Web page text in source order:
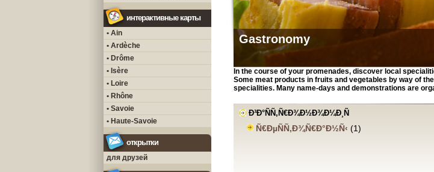
интерактивные карты
• Ain
• Ardèche
• Drôme
• Isère
• Loire
• Rhône
• Savoie
• Haute-Savoie
открытки
для друзей
Gastronomy
In the course of your promenades, discover local
Some meat products in fruits and vegetables by way of
specialities. Many name-days and demonstrations are
Ð³Ð°ÑÑ‚Ñ€Ð¾Ð½Ð¾Ð¼Ð¸Ñ
Ñ€ÐµÑÑ‚Ð¾Ñ€Ð°Ð½Ñ‹ (1)